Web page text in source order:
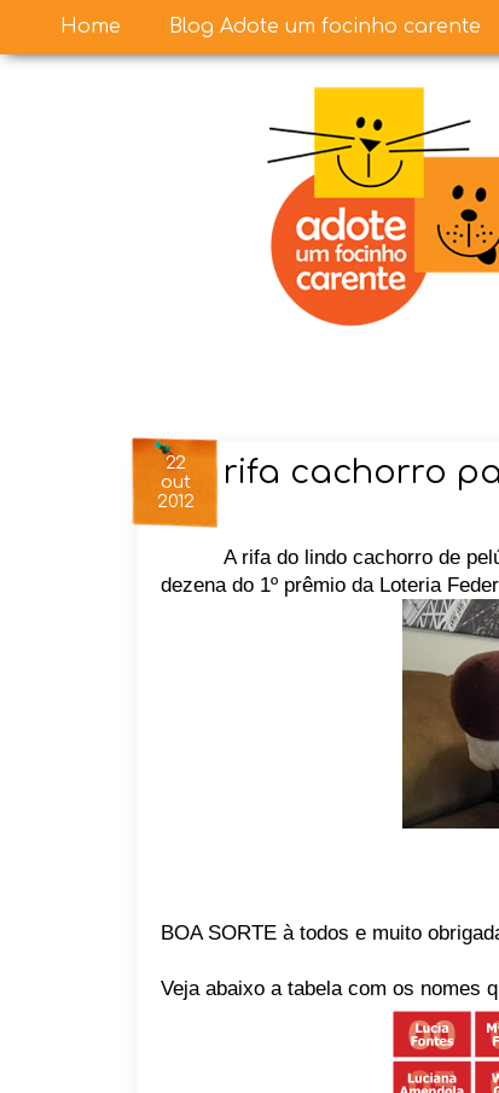
22
out
2012
rifa cachorro
A rifa do lindo cachorro de
dezena do 1º prêmio da Loteria
BOA SORTE à todos e muito
Veja abaixo a tabela com os nomes
Home Blog Adote um focinho carente